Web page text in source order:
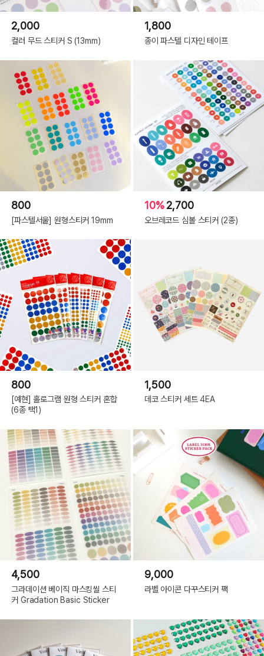
2,000
컬러 무드 스티커 S (13mm)
1,800
종이 파스텔 디자인 테이프
800
[파스텔서울] 원형스티커 19mm
10%2,700
오브레코드 심볼 스티커 (2종)
800
[예현] 홀로그램 원형 스티커 혼합
(6종 택1)
1,500
데코 스티커 세트 4EA
4,500
그라데이션 베이직 마스킹씰 스티
커 Gradation Basic Sticker
9,000
라벨 아이콘 다꾸스티커 팩